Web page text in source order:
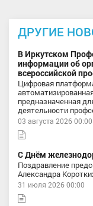
ДРУГИЕ
В Иркутском
информации об
всероссийской
Цифровая
предназначенная
деятельности
03 августа 2026 00:00
С Днём
Поздравление
Александра
31 июля 2026 00:00